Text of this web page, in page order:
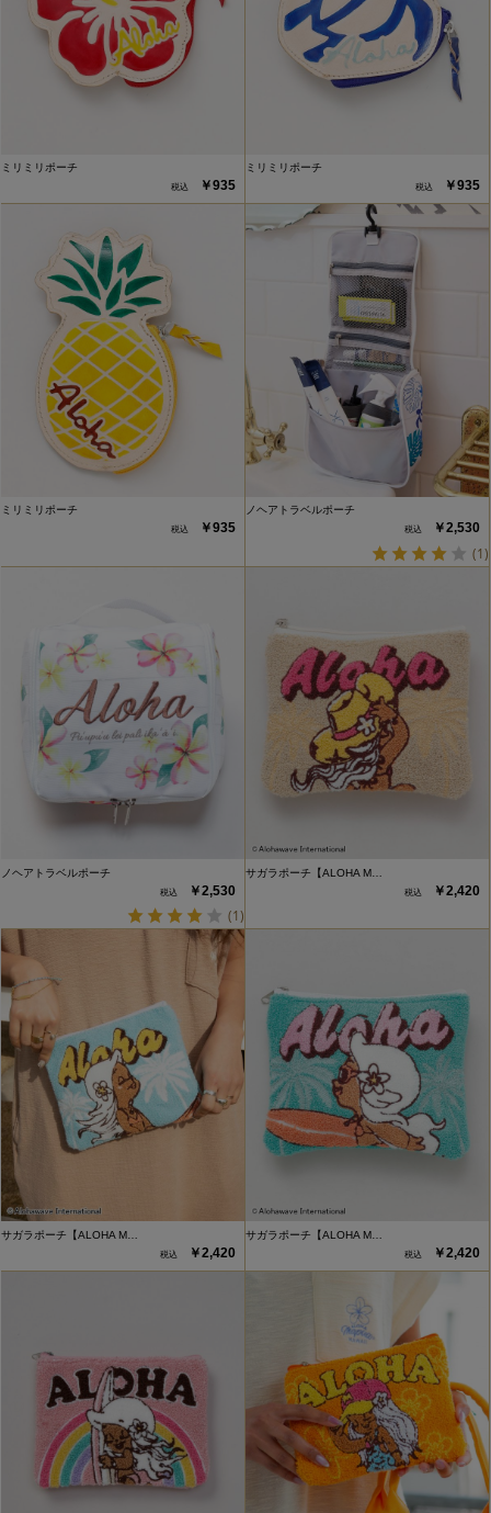
ミリミリポーチ
￥935
ミリミリポーチ
￥935
ミリミリポーチ
￥935
ノヘアトラベルポーチ
￥2,530
(1)
ノヘアトラベルポーチ
￥2,530
(1)
サガラポーチ【ALOHA M…
￥2,420
サガラポーチ【ALOHA M…
￥2,420
サガラポーチ【ALOHA M…
￥2,420